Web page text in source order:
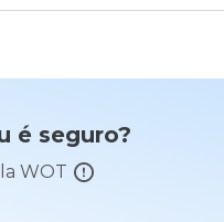
é seguro?
WOT